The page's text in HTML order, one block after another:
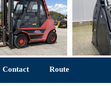
Contact Route